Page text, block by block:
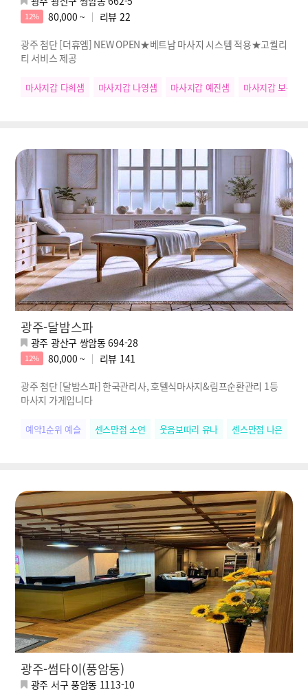
12% 80,000 ~ 리뷰 22
광주 첨단 [더휴엠] NEW OPEN★베트남 마사지 시스템 적용★고퀄리
티 서비스 제공
마사지갑 다희샘 마사지갑 나영샘 마사지갑 예진샘 마사지갑 보름샘
광주-달밤스파
광주 광산구 쌍암동 694-28
12% 80,000 ~ 리뷰 141
광주 첨단 [달밤스파] 한국관리사, 호텔식마사지&림프순환관리 1등
마사지 가게입니다
예약1순위 예슬 센스만점 소연 웃음보따리 유나 센스만점 나은
광주-썸타이(풍암동)
광주 서구 풍암동 1113-10